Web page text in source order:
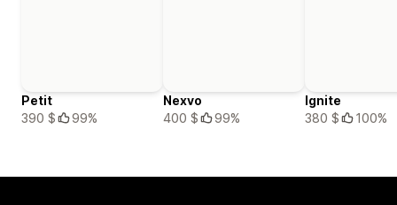
Petit
390 $
99%
Nexvo
400 $
99%
Ignite
380 $
100%